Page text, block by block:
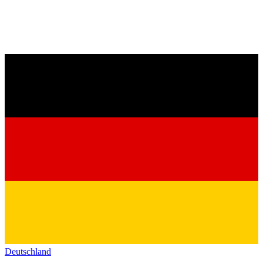
Deutschland